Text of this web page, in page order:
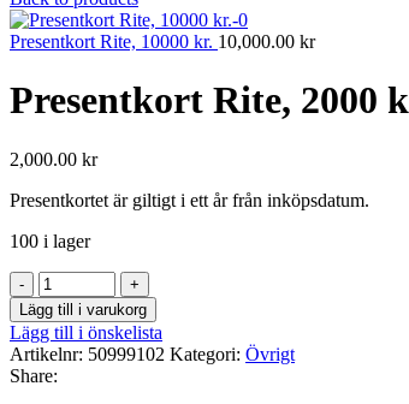
Presentkort Rite, 10000 kr. 10,000.00 kr
Presentkort Rite, 2000
2,000.00 kr
Presentkortet är giltigt i ett år från inköpsdatum.
100 i lager
Presentkort
Rite,
2000
kr.
mängd
Lägg till i varukorg
Lägg till i önskelista
Artikelnr: 50999102 Kategori: Övrigt
Share: